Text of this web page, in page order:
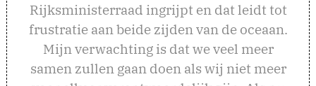
Rijksministerraad ingrijpt en dat leidt tot
frustratie aan beide zijden van de oceaan.
Mijn verwachting is dat we veel meer
samen zullen gaan doen als wij niet meer